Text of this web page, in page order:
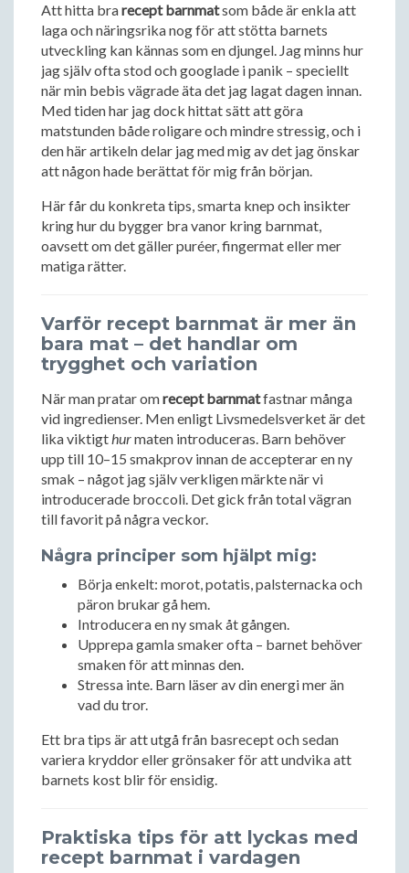
Att hitta brarecept barnmatsom både är enkla att
laga och näringsrika nog för att stötta barnets
utveckling kan kännas som en djungel. Jag minns hur
jag själv ofta stod och googlade i panik – speciellt
när min bebis vägrade äta det jag lagat dagen innan.
Med tiden har jag dock hittat sätt att göra
matstunden både roligare och mindre stressig, och i
den här artikeln delar jag med mig av det jag önskar
att någon hade berättat för mig från början.
Här får du konkreta tips, smarta knep och insikter
kring hur du bygger bra vanor kring barnmat,
oavsett om det gäller puréer, fingermat eller mer
matiga rätter.
Varför recept barnmat är mer än
bara mat – det handlar om
trygghet och variation
När man pratar omrecept barnmatfastnar många
vid ingredienser. Men enligt Livsmedelsverket är det
lika viktigthurmaten introduceras. Barn behöver
upp till 10–15 smakprov innan de accepterar en ny
smak – något jag själv verkligen märkte när vi
introducerade broccoli. Det gick från total vägran
till favorit på några veckor.
Några principer som hjälpt mig:
Börja enkelt: morot, potatis, palsternacka och
päron brukar gå hem.
Introducera en ny smak åt gången.
Upprepa gamla smaker ofta – barnet behöver
smaken för att minnas den.
Stressa inte. Barn läser av din energi mer än
vad du tror.
Ett bra tips är att utgå från basrecept och sedan
variera kryddor eller grönsaker för att undvika att
barnets kost blir för ensidig.
Praktiska tips för att lyckas med
recept barnmat i vardagen